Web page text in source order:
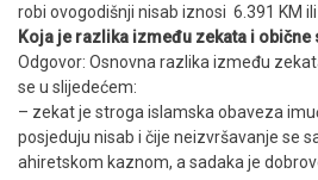
robi ovogodišnji nisab iznosi 6.391 KM ili
Koja je razlika između zekata i
Odgovor: Osnovna razlika između
se u slijedećem:
– zekat je stroga islamska obaveza
posjeduju nisab i čije neizvršavanje se
ahiretskom kaznom, a sadaka je